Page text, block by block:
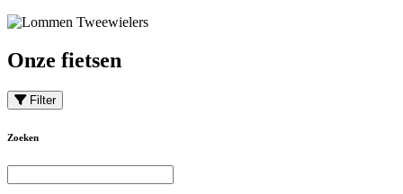
Onze fietsen
Filter
Zoeken